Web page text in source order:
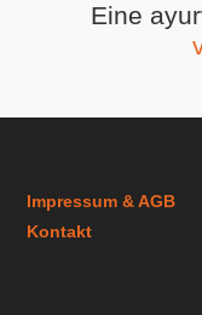
Eine
Impressum & AGB
Kontakt